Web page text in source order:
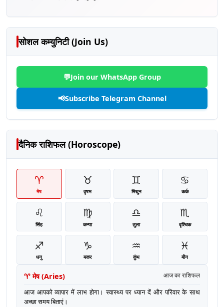
सोशल कम्युनिटी (Join Us)
💬Join our WhatsApp Group
📢Subscribe Telegram Channel
दैनिक राशिफल (Horoscope)
♈
मेष
♉
वृषभ
♊
मिथुन
♋
कर्क
♌
सिंह
♍
कन्या
♎
तुला
♏
वृश्चिक
♐
धनु
♑
मकर
♒
कुंभ
♓
मीन
♈ मेष(Aries) आज का राशिफल
आज आपको व्यापार में लाभ होगा। स्वास्थ्य पर ध्यान दें और परिवार के साथ
अच्छा समय बिताएं।